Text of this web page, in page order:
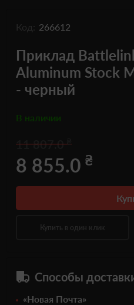
Код: 266612
Приклад
Aluminum Stock
- черный
В наличии
11 807.0
8 855.0 ₴
Купить в один клик
Способы
«Новая Почта»